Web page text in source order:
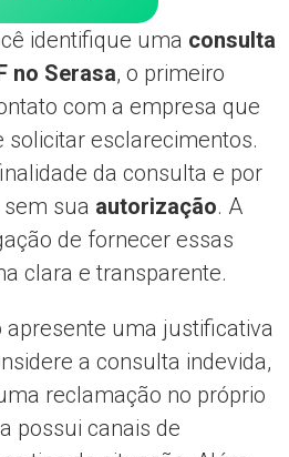
identifique uma consulta
no Serasa, o primeiro
com a empresa que
solicitar esclarecimentos.
da consulta e por
sua autorização. A
de fornecer essas
clara e transparente.
apresente uma justificativa
a consulta indevida,
reclamação no próprio
possui canais de